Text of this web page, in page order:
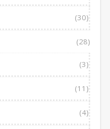
(30)
(28)
(3)
(11)
(4)